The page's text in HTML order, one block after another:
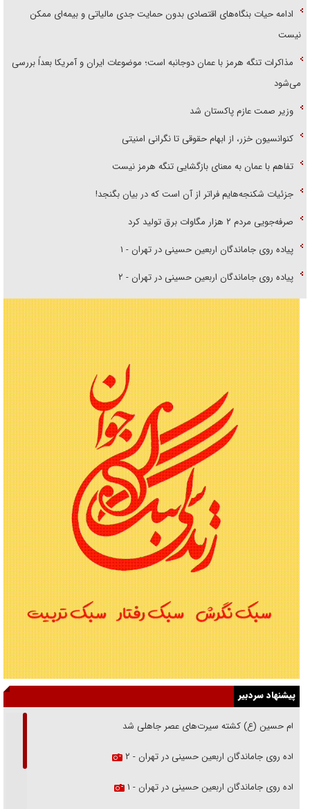
ادامه حیات بنگاه‌های اقتصادی بدون حمایت جدی مالیاتی و بیمه‌ای ممکن
نیست
مذاکرات تنگه هرمز با عمان دوجانبه است؛ موضوعات ایران و آمریکا بعداً بررسی
می‌شود
وزیر صمت عازم پاکستان شد
کنوانسیون خزر، از ابهام حقوقی تا نگرانی امنیتی
تفاهم با عمان به معنای بازگشایی تنگه هرمز نیست
جزئیات شکنجه‌هایم فراتر از آن است که در بیان بگنجد!
صرفه‌جویی مردم ۲ هزار مگاوات برق تولید کرد
پیاده روی جاماندگان اربعین حسینی در تهران - ۱
پیاده روی جاماندگان اربعین حسینی در تهران - ۲
پیشنهاد سردبیر
امام حسین (ع) کشته سیرت‌های عصر جاهلی شد
پیاده روی جاماندگان اربعین حسینی در تهران - ۲
پیاده روی جاماندگان اربعین حسینی در تهران - ۱